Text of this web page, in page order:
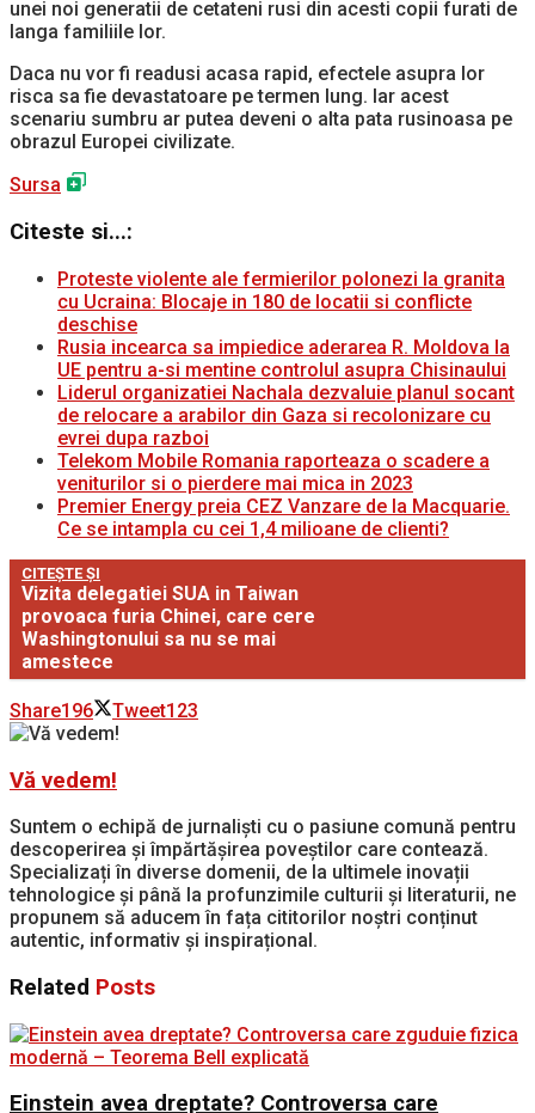
unei noi generatii de cetateni rusi din acesti copii furati de
langa familiile lor.
Daca nu vor fi readusi acasa rapid, efectele asupra lor
risca sa fie devastatoare pe termen lung. Iar acest
scenariu sumbru ar putea deveni o alta pata rusinoasa pe
obrazul Europei civilizate.
Sursa
Citeste si...:
Proteste violente ale fermierilor polonezi la granita
cu Ucraina: Blocaje in 180 de locatii si conflicte
deschise
Rusia incearca sa impiedice aderarea R. Moldova la
UE pentru a-si mentine controlul asupra Chisinaului
Liderul organizatiei Nachala dezvaluie planul socant
de relocare a arabilor din Gaza si recolonizare cu
evrei dupa razboi
Telekom Mobile Romania raporteaza o scadere a
veniturilor si o pierdere mai mica in 2023
Premier Energy preia CEZ Vanzare de la Macquarie.
Ce se intampla cu cei 1,4 milioane de clienti?
CITEȘTE ȘI
Vizita delegatiei SUA in Taiwan
provoaca furia Chinei, care cere
Washingtonului sa nu se mai
amestece
Share196 Tweet123
Vă vedem!
Suntem o echipă de jurnaliști cu o pasiune comună pentru
descoperirea și împărtășirea poveștilor care contează.
Specializați în diverse domenii, de la ultimele inovații
tehnologice și până la profunzimile culturii și literaturii, ne
propunem să aducem în fața cititorilor noștri conținut
autentic, informativ și inspirațional.
Related Posts
Einstein avea dreptate? Controversa care